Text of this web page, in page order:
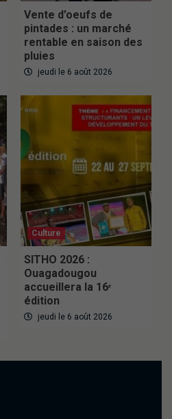
Vente d’oeufs de
pintades : un marché
rentable en saison des
pluies
jeudi le 6 août 2026
Culture
SITHO 2026 :
Ouagadougou
accueillera la 16ᵉ
édition
jeudi le 6 août 2026